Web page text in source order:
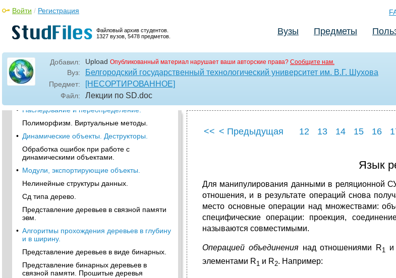
Файловый архив студентов.
1327 вузов, 5478 предметов.
Войти / Регистрация
Вузы Предметы
Добавил: Upload Опубликованный материал нарушает ваши авторские права? Сообщите нам.
Вуз: Белгородский государственный технологический университет им. В.Г. Шухова
Предмет: [НЕСОРТИРОВАННОЕ]
Файл: Лекции по SD.doc
Статические и динамические переменные.
Сд типа двусвязный линейный список.
Многосвязные списки.
• Средства объектно-ориентированного
программирования.
Объекты и свойства инкапсуляции.
• Наследование и переопределение.
Полиморфизм. Виртуальные методы.
• Динамические объекты. Деструкторы.
Обработка ошибок при работе с
динамическими объектами.
• Модули, экспортирующие объекты.
Нелинейные структуры данных.
Сд типа дерево.
Представление деревьев в связной памяти
эвм.
• Алгоритмы прохождения деревьев в глубину
и в ширину.
Представление деревьев в виде бинарных.
Представление бинарных деревьев в
связной памяти. Прошитые деревья
<< < Предыдущая 12 13 14 15 16
Язык
Для манипулирования данными в реляционной
отношения, и в результате операций снова
место основные операции над множествами:
специфические операции: проекция,
называются совместимыми.
Операцией объединениянад отношениями R1
элементами R1 и R2. Например: